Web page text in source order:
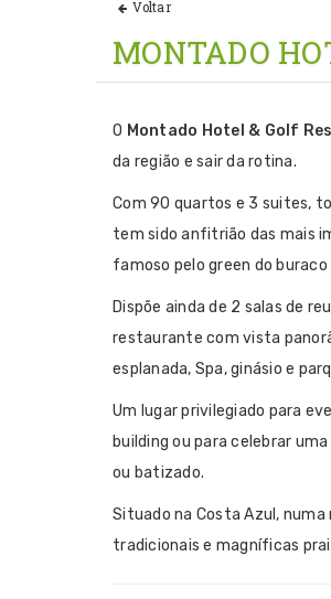
Voltar
MONTADO
O Montado Hotel & Golf
da região e sair da rotina.
Com 90 quartos e 3 suites,
tem sido anfitrião das mais
famoso pelo green do
Dispõe ainda de 2 salas de
restaurante com vista
esplanada, Spa, ginásio e
Um lugar privilegiado para
building ou para celebrar
ou batizado.
Situado na Costa Azul,
tradicionais e magníficas